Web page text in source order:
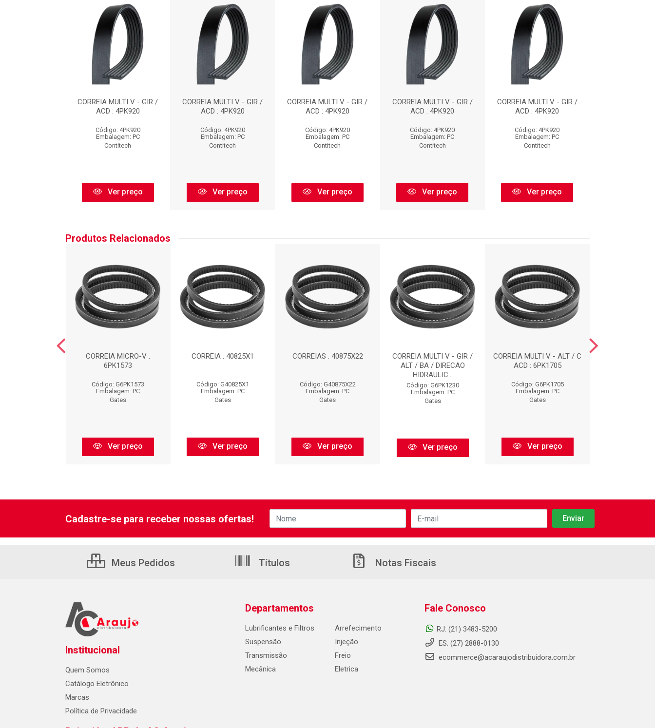
CORREIA MULTI V - GIR /
ACD : 4PK920
Código: 4PK920
Embalagem: PC
Contitech
Ver preço
CORREIA MULTI V - GIR /
ACD : 4PK920
Código: 4PK920
Embalagem: PC
Contitech
Ver preço
CORREIA MULTI V - GIR /
ACD : 4PK920
Código: 4PK920
Embalagem: PC
Contitech
Ver preço
CORREIA MULTI V - GIR /
ACD : 4PK920
Código: 4PK920
Embalagem: PC
Contitech
Ver preço
CORREIA MULTI V - GIR /
ACD : 4PK920
Código: 4PK920
Embalagem: PC
Contitech
Ver preço
Produtos Relacionados
CORREIA MICRO-V :
6PK1573
Código: G6PK1573
Embalagem: PC
Gates
Ver preço
CORREIA : 40825X1
Código: G40825X1
Embalagem: PC
Gates
Ver preço
CORREIAS : 40875X22
Código: G40875X22
Embalagem: PC
Gates
Ver preço
CORREIA MULTI V - GIR /
ALT / BA / DIRECAO
HIDRAULIC...
Código: G6PK1230
Embalagem: PC
Gates
Ver preço
CORREIA MULTI V - ALT / C
ACD : 6PK1705
Código: G6PK1705
Embalagem: PC
Gates
Ver preço
Cadastre-se para receber nossas ofertas!
Meus Pedidos Títulos Notas Fiscais
Institucional
Quem Somos
Catálogo Eletrônico
Marcas
Política de Privacidade
Departamentos
Lubrificantes e Filtros
Suspensão
Transmissão
Mecânica
Arrefecimento
Injeção
Freio
Eletrica
Fale Conosco
RJ: (21) 3483-5200
ES: (27) 2888-0130
ecommerce@acaraujodistribuidora.com.br